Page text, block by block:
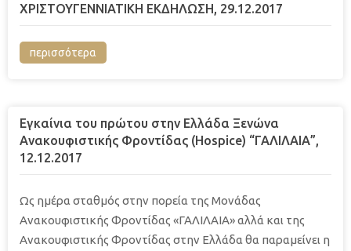
ΧΡΙΣΤΟΥΓΕΝΝΙΑΤΙΚΗ ΕΚΔΗΛΩΣΗ, 29.12.2017
περισσότερα
Εγκαίνια του πρώτου στην Ελλάδα Ξενώνα
Ανακουφιστικής Φροντίδας (Hospice) “ΓΑΛΙΛΑΙΑ”,
12.12.2017
Ως ημέρα σταθμός στην πορεία της Μονάδας
Ανακουφιστικής Φροντίδας «ΓΑΛΙΛΑΙΑ» αλλά και της
Ανακουφιστικής Φροντίδας στην Ελλάδα θα παραμείνει η